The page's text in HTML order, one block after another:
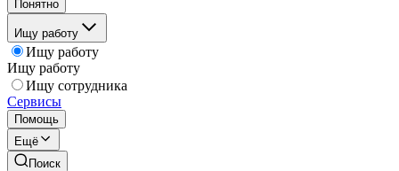
Понятно
Ищу работу
Ищу работу
Ищу работу
Ищу сотрудника
Сервисы
Помощь
Ещё
Поиск